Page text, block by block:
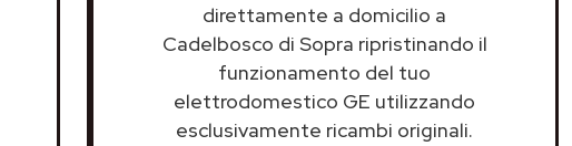
direttamente a domicilio a
Cadelbosco di Sopra ripristinando il
funzionamento del tuo
elettrodomestico GE utilizzando
esclusivamente ricambi originali.